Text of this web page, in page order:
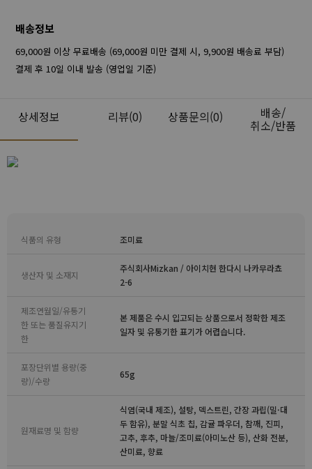
배송정보
69,000원 이상 무료배송 (69,000원 미만 결제 시, 9,900원 배송료 부담)
결제 후 10일 이내 발송 (영업일 기준)
상세정보 리뷰(0) 상품문의(0) 배송/
취소/반품
식품의 유형 조미료
생산자 및 소재지
주식회사Mizkan / 아이치현 한다시 나카무라쵸
2-6
제조연월일/유통기
한 또는 품질유지기
한
본 제품은 수시 입고되는 상품으로서 정확한 제조
일자 및 유통기한 표기가 어렵습니다.
포장단위별 용량(중
량)/수량
65g
원재료명 및 함량
식염(국내 제조), 설탕, 덱스트린, 간장 과립(밀·대
두 함유), 분말 식초 칩, 감귤 파우더, 참깨, 진피,
고추, 후추, 마늘/조미료(아미노산 등), 산화 전분,
산미료, 향료